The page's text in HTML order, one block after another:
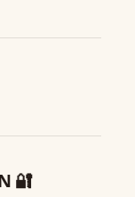
🔐